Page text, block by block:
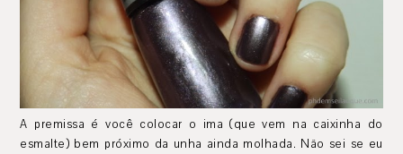
A premissa é você colocar o ima (que vem na caixinha do
esmalte) bem próximo da unha ainda molhada. Não sei se eu